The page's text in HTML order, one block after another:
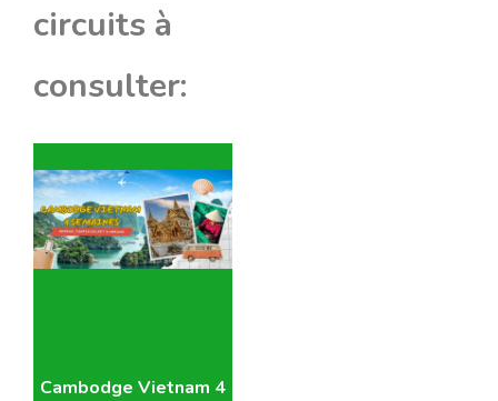
circuits à
consulter:
Cambodge Vietnam 4